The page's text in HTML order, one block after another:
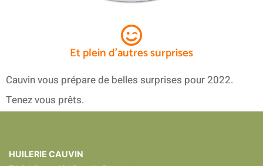
Et plein d'autres surprises
Cauvin vous prépare de belles surprises pour 2022.
Tenez vous prêts.
HUILERIE CAUVIN